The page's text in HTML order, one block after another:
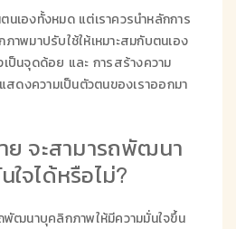
นเองทั้งหมด แต่เราควรนำหลักการ
พมาปรับใช้ให้เหมาะสมกับตนเอง
ป็นจุดด้อย และ การสร้างความ
สดงความเป็นตัวตนของเราออกมา
ย จะสามารถพัฒนา
จได้หรือไม่?
พัฒนาบุคลิกภาพให้มีความมั่นใจขึ้น